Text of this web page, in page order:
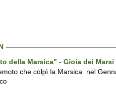
della Marsica" - Gioia dei Marsi
che colpì la Marsica nel